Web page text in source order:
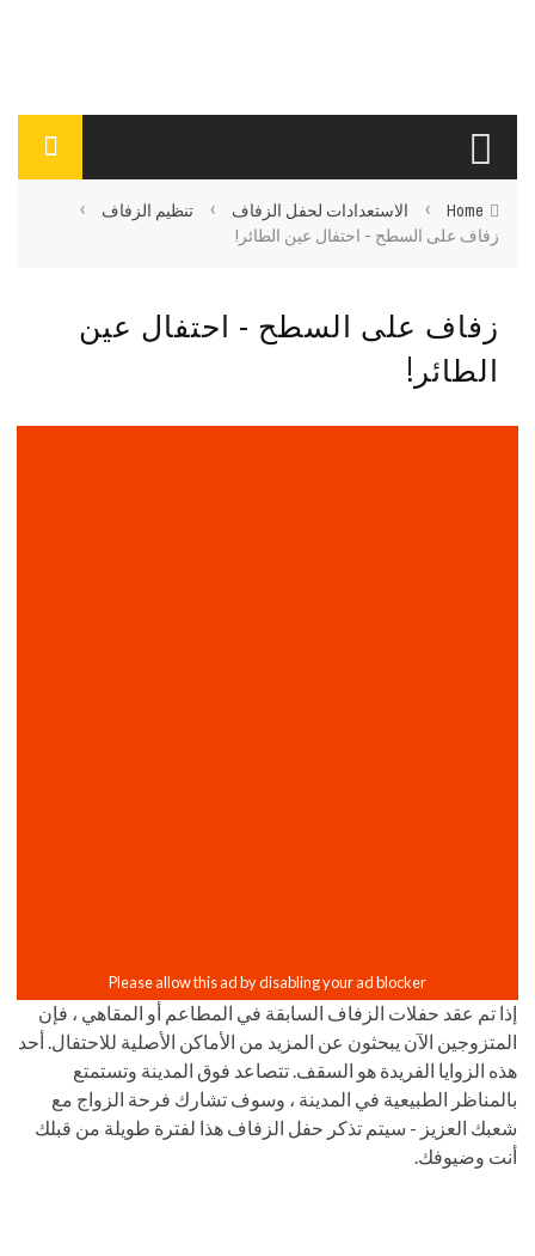
Home
› الاستعدادات لحفل الزفاف › تنظيم الزفاف ›
زفاف على السطح - احتفال عين الطائر!
زفاف على السطح - احتفال عين
الطائر!
إذا تم عقد حفلات الزفاف السابقة في المطاعم أو المقاهي ، فإن
المتزوجين الآن يبحثون عن المزيد من الأماكن الأصلية للاحتفال. أحد
هذه الزوايا الفريدة هو السقف. تتصاعد فوق المدينة وتستمتع
بالمناظر الطبيعية في المدينة ، وسوف تشارك فرحة الزواج مع
شعبك العزيز - سيتم تذكر حفل الزفاف هذا لفترة طويلة من قبلك
أنت وضيوفك.